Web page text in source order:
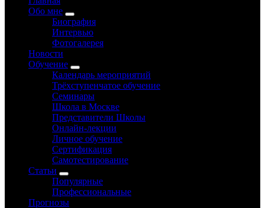
Обо мне
Биография
Интервью
Фотогалерея
Новости
Обучение
Календарь мероприятий
Трёхступенчатое обучение
Семинары
Школа в Москве
Представители Школы
Онлайн-лекции
Личное обучение
Сертификация
Самотестирование
Статьи
Популярные
Профессиональные
Прогнозы